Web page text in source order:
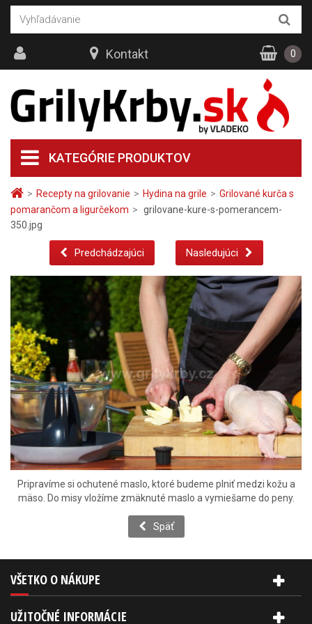
> Recepty na grilovanie > Hydina na grile > Grilované kurča s
pomarančom a ligurčekom > grilovane-kure-s-pomerancem-
350.jpg
Predchádzajúci Nasledujúci
Pripravíme si ochutené maslo, ktoré budeme plniť medzi kožu a
mäso. Do misy vložíme zmäknuté maslo a vymiešame do peny.
Späť
KATEGÓRIE PRODUKTOV
Kontakt 0
VŠETKO O NÁKUPE
UŽITOČNÉ INFORMÁCIE